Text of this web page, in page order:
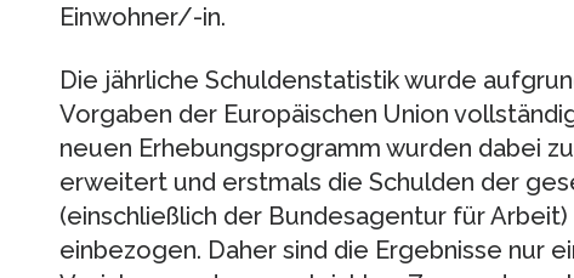
Einwohner/-in.
Die jährliche Schuldenstatistik wurde
Vorgaben der Europäischen Union
neuen Erhebungsprogramm wurden dabei
erweitert und erstmals die Schulden der
(einschließlich der Bundesagentur für
einbezogen. Daher sind die Ergebnisse nur